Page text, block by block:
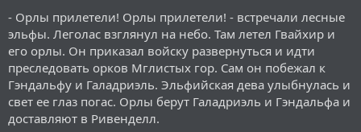
- Орлы прилетели! Орлы прилетели! - встречали лесные
эльфы. Леголас взглянул на небо. Там летел Гвайхир и
его орлы. Он приказал войску развернуться и идти
преследовать орков Мглистых гор. Сам он побежал к
Гэндальфу и Галадриэль. Эльфийская дева улыбнулась и
свет ее глаз погас. Орлы берут Галадриэль и Гэндальфа и
доставляют в Ривенделл.